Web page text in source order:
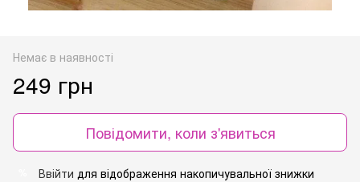
Немає в наявності
249 грн
Повідомити, коли з'явиться
Ввійти для відображення накопичувальної знижки